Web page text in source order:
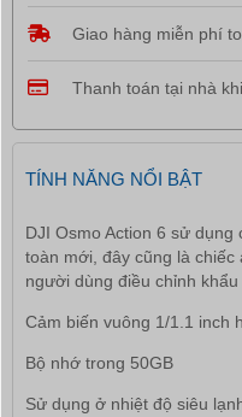
Giao hàng miễn phí
Thanh toán tại nhà
TÍNH NĂNG NỔI BẬT
DJI Osmo Action 6 sử
toàn mới, đây cũng là chiếc
người dùng điều chỉnh khẩu
Cảm biến vuông 1/1.1 inch
Bộ nhớ trong 50GB
Sử dụng ở nhiệt độ siêu